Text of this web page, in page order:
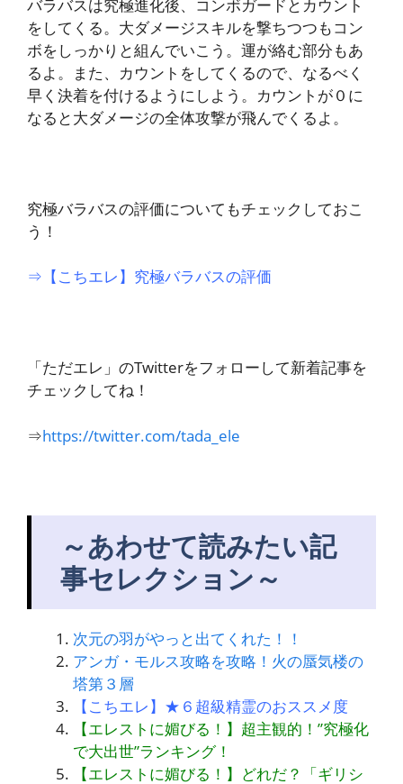
バラバスは究極進化後、コンボガードとカウント
をしてくる。大ダメージスキルを撃ちつつもコン
ボをしっかりと組んでいこう。運が絡む部分もあ
るよ。また、カウントをしてくるので、なるべく
早く決着を付けるようにしよう。カウントが０に
なると大ダメージの全体攻撃が飛んでくるよ。
究極バラバスの評価についてもチェックしておこ
う！
⇒【こちエレ】究極バラバスの評価
「ただエレ」のTwitterをフォローして新着記事を
チェックしてね！
⇒https://twitter.com/tada_ele
～あわせて読みたい記
事セレクション～
次元の羽がやっと出てくれた！！
アンガ・モルス攻略を攻略！火の蜃気楼の
塔第３層
【こちエレ】★６超級精霊のおススメ度
【エレストに媚びる！】超主観的！”究極化
で大出世”ランキング！
【エレストに媚びる！】どれだ？「ギリシ